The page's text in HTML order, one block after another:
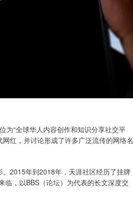
为“全球华人内容创作和知识分享社交平
红，并讨论形成了许多广泛流传的网络名
2015年到2018年，天涯社区经历了挂牌
临，以BBS（论坛）为代表的长文深度交